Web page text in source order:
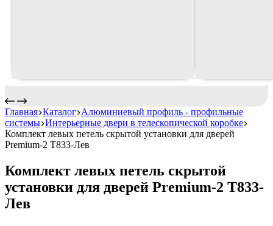
Главная Каталог Алюминиевый профиль - профильные
системы Интерьерные двери в телескопической коробке
Комплект левых петель скрытой установки для дверей
Premium-2 Т833-Лев
Комплект левых петель скрытой
установки для дверей Premium-2 Т833-
Лев